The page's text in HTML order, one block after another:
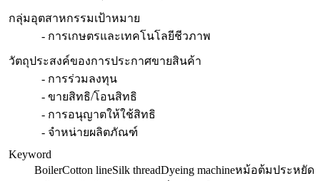
กลุ่มอุตสาหกรรมเป้าหมาย
- การเกษตรและเทคโนโลยีชีวภาพ
วัตถุประสงค์ของการประกาศขายสินค้า
- การร่วมลงทุน
- ขายสิทธิ/โอนสิทธิ
- การอนุญาตให้ใช้สิทธิ
- จำหน่ายผลิตภัณฑ์
Keyword
BoilerCotton lineSilk threadDyeing machineหม้อต้มประหยัด